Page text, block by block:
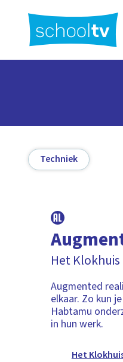
hoofdinhoud
Techniek
Het Klokhuis
Augmented
elkaar. Zo kun
Habtamu
in hun werk.
Het